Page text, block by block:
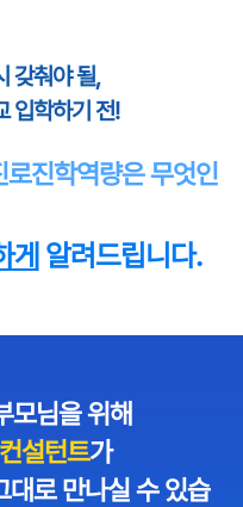
갖춰야 될,
입학하기 전!
진학역량은 무엇인
게 알려드립니다.
모님을 위해
설턴트가
대로 만나실 수 있습